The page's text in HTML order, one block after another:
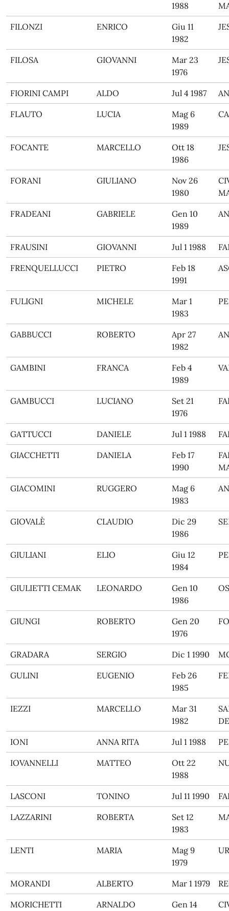
1988
FILONZI ENRICO
Giu 11
1982
FILOSA GIOVANNI
Mar 23
1976
FIORINI CAMPI ALDO Jul 4 1987
FLAUTO LUCIA
Mag 6
1989
FOCANTE MARCELLO
Ott 18
1986
FORANI GIULIANO
Nov 26
1980
FRADEANI GABRIELE
Gen 10
1989
FRAUSINI GIOVANNI Jul 1 1988
FRENQUELLUCCI PIETRO
Feb 18
1991
FULIGNI MICHELE
Mar 1
1983
GABBUCCI ROBERTO
Apr 27
1982
GAMBINI FRANCA
Feb 4
1989
GAMBUCCI LUCIANO
Set 21
1976
GATTUCCI DANIELE Jul 1 1988
GIACCHETTI DANIELA
Feb 17
1990
GIACOMINI RUGGERO
Mag 6
1983
GIOVALÈ CLAUDIO
Dic 29
1986
GIULIANI ELIO
Giu 12
1984
GIULIETTI CEMAK LEONARDO
Gen 10
1986
GIUNGI ROBERTO
Gen 20
1976
GRADARA SERGIO Dic 1 1990
GULINI EUGENIO
Feb 26
1985
IEZZI MARCELLO
Mar 31
1982
IONI ANNA RITA Jul 1 1988
IOVANNELLI MATTEO
Ott 22
1988
LASCONI TONINO Jul 11 1990
LAZZARINI ROBERTA
Set 12
1983
LENTI MARIA
Mag 9
1979
MORANDI ALBERTO Mar 1 1979
MORICHETTI ARNALDO
Gen 14